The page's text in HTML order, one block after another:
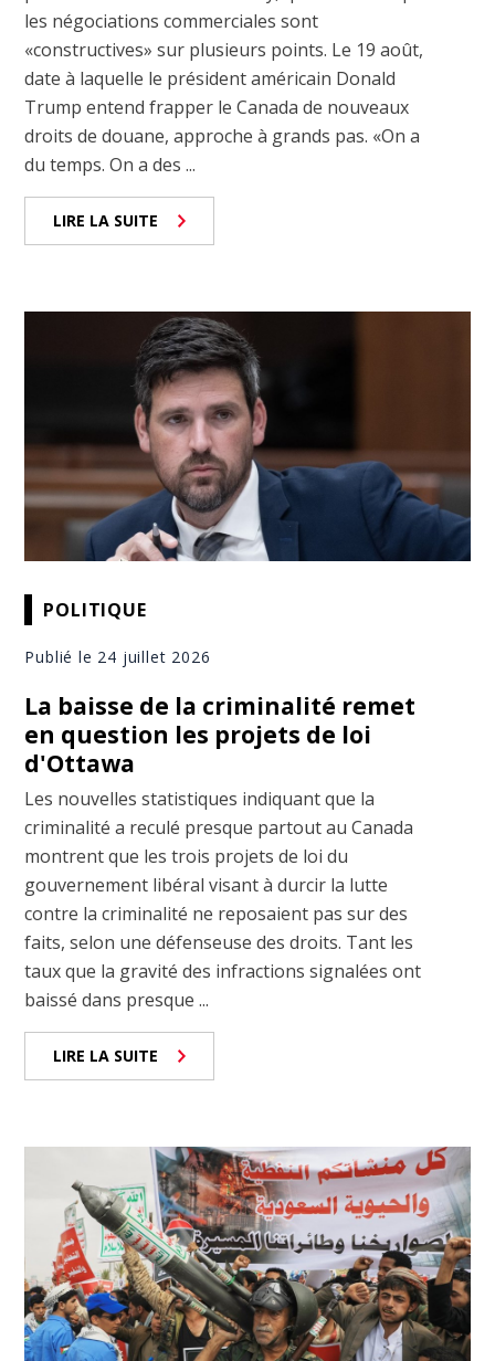
les négociations commerciales sont
«constructives» sur plusieurs points. Le 19 août,
date à laquelle le président américain Donald
Trump entend frapper le Canada de nouveaux
droits de douane, approche à grands pas. «On a
du temps. On a des ...
LIRE LA SUITE
POLITIQUE
Publié le 24 juillet 2026
La baisse de la criminalité remet
en question les projets de loi
d'Ottawa
Les nouvelles statistiques indiquant que la
criminalité a reculé presque partout au Canada
montrent que les trois projets de loi du
gouvernement libéral visant à durcir la lutte
contre la criminalité ne reposaient pas sur des
faits, selon une défenseuse des droits. Tant les
taux que la gravité des infractions signalées ont
baissé dans presque ...
LIRE LA SUITE